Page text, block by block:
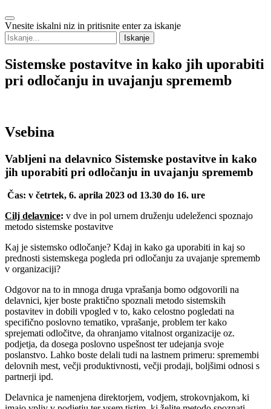
Vnesite iskalni niz in pritisnite enter za iskanje
Sistemske postavitve in kako jih uporabiti
pri odločanju in uvajanju sprememb
Vsebina
Vabljeni na delavnico Sistemske postavitve in kako
jih uporabiti pri odločanju in uvajanju sprememb
Čas: v četrtek, 6. aprila 2023 od 13.30 do 16. ure
Cilj delavnice: v dve in pol urnem druženju udeleženci spoznajo
metodo sistemske postavitve
Kaj je sistemsko odločanje? Kdaj in kako ga uporabiti in kaj so
prednosti sistemskega pogleda pri odločanju za uvajanje sprememb
v organizaciji?
Odgovor na to in mnoga druga vprašanja bomo odgovorili na
delavnici, kjer boste praktično spoznali metodo sistemskih
postavitev in dobili vpogled v to, kako celostno pogledati na
specifično poslovno tematiko, vprašanje, problem ter kako
sprejemati odločitve, da ohranjamo vitalnost organizacije oz.
podjetja, da dosega poslovno uspešnost ter udejanja svoje
poslanstvo. Lahko boste delali tudi na lastnem primeru: spremembi
delovnih mest, večji produktivnosti, večji prodaji, boljšimi odnosi s
partnerji ipd.
Delavnica je namenjena direktorjem, vodjem, strokovnjakom, ki